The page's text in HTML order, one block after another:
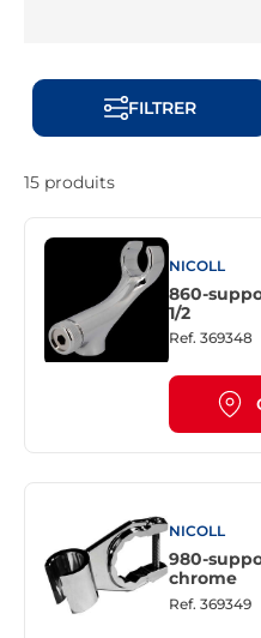
FILTRER
15 produits
NICOLL
860-
1/2
Ref. 369348
NICOLL
980-
chrome
Ref. 369349